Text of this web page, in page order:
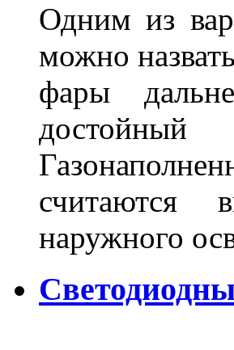
Одним из
можно
фары
считаются
наружного